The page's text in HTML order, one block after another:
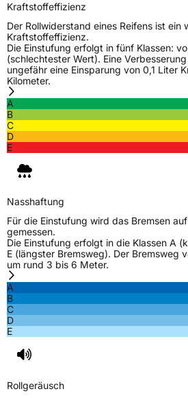
SchlauchtypTL
ZustandNeureifen
Verstärkt XL
EU Label
EffizienzD
Nasshaftung
Rollgeräusch (dB)72
FahrzeugklasseC1
Allgemeine Produktsicherheit
Herstellerkontakt
Kraftstoffeffizienz
Der Rollwiderstand eines Reifens ist
Kraftstoffeffizienz.
Die Einstufung erfolgt in fünf Klassen:
(schlechtester Wert). Eine
ungefähr eine Einsparung von 0,1 Liter
Kilometer.
A
B
C
D
E
Nasshaftung
Für die Einstufung wird das Bremsen
gemessen.
Die Einstufung erfolgt in die Klassen A
E (längster Bremsweg). Der Bremsweg
um rund 3 bis 6 Meter.
A
B
C
D
E
Rollgeräusch